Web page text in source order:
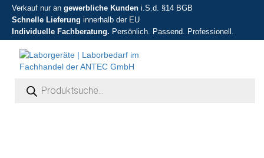
Verkauf nur an gewerbliche Kunden i.S.d. §14 BGB
Schnelle Lieferung innerhalb der EU
Individuelle Fachberatung. Persönlich. Passend. Professionell.